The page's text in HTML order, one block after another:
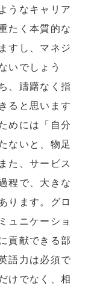
うなキャリア
たく本質的な
すし、マネジ
いでしょう
、躊躇なく指
ると思います
めには「自分
ないと、物足
た、サービス
程で、大きな
ります。グロ
ュニケーショ
貢献できる部
語力は必須で
けでなく、相